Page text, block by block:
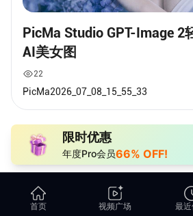
PicMa Studio GPT-Image 2
AI美女图
22
PicMa2026_07_08_15_55_33
首页 视频广场 最
限时优惠
年度Pro会员66% OFF!